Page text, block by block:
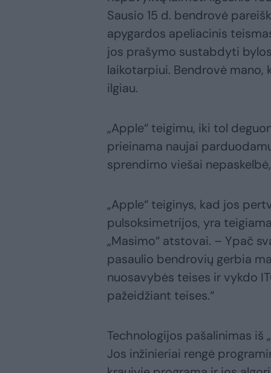
Sausio 15 d. bendrovė
apygardos apeliacinis
jos prašymo sustabdyti
laikotarpiui. Bendrovė
ilgiau.
„Apple“ teigimu, iki tol
prieinama naujai
sprendimo viešai
„Apple“ teiginys, kad jos
pulsoksimetrijos, yra
„Masimo“ atstovai. – Ypač
pasaulio bendrovių gerbia
nuosavybės teises ir vykdo
pažeidžiant teises.“
Technologijos pašalinimas iš
Jos inžinieriai rengė